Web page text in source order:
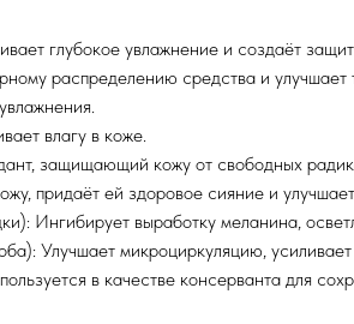
глубокое увлажнение и создаёт
распределению средства и улучшает
влагу в коже.
защищающий кожу от свободных
придаёт ей здоровое сияние и
Ингибирует выработку меланина,
Улучшает микроциркуляцию,
в качестве консерванта для
Корзина от 5 000 до
Корзина от 15 000 до
Корзина от 20
* Скидки не
** На товары, купленные